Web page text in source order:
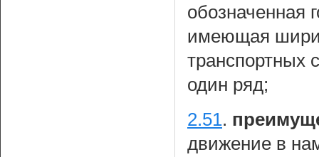
обозначенная
имеющая
транспортных
один ряд;
2.51.
движение в